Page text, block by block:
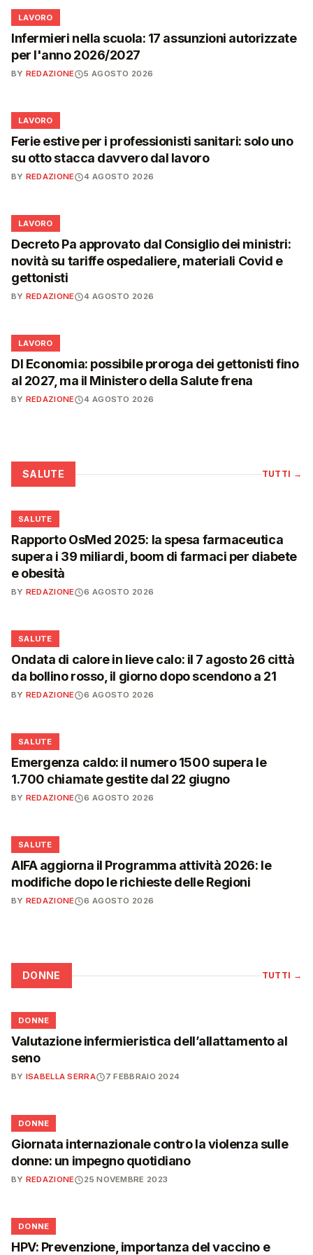
💼
LAVORO
Infermieri nella scuola: 17 assunzioni autorizzate
per l'anno 2026/2027
BY REDAZIONE 5 AGOSTO 2026
💼
LAVORO
Ferie estive per i professionisti sanitari: solo uno
su otto stacca davvero dal lavoro
BY REDAZIONE 4 AGOSTO 2026
💼
LAVORO
Decreto Pa approvato dal Consiglio dei ministri:
novità su tariffe ospedaliere, materiali Covid e
gettonisti
BY REDAZIONE 4 AGOSTO 2026
💼
LAVORO
Dl Economia: possibile proroga dei gettonisti fino
al 2027, ma il Ministero della Salute frena
BY REDAZIONE 4 AGOSTO 2026
SALUTE TUTTI →
❤️
SALUTE
Rapporto OsMed 2025: la spesa farmaceutica
supera i 39 miliardi, boom di farmaci per diabete
e obesità
BY REDAZIONE 6 AGOSTO 2026
❤️
SALUTE
Ondata di calore in lieve calo: il 7 agosto 26 città
da bollino rosso, il giorno dopo scendono a 21
BY REDAZIONE 6 AGOSTO 2026
❤️
SALUTE
Emergenza caldo: il numero 1500 supera le
1.700 chiamate gestite dal 22 giugno
BY REDAZIONE 6 AGOSTO 2026
❤️
SALUTE
AIFA aggiorna il Programma attività 2026: le
modifiche dopo le richieste delle Regioni
BY REDAZIONE 6 AGOSTO 2026
DONNE TUTTI →
🌸
DONNE
Valutazione infermieristica dell’allattamento al
seno
BY ISABELLA SERRA 7 FEBBRAIO 2024
🌸
DONNE
Giornata internazionale contro la violenza sulle
donne: un impegno quotidiano
BY REDAZIONE 25 NOVEMBRE 2023
🌸
DONNE
HPV: Prevenzione, importanza del vaccino e